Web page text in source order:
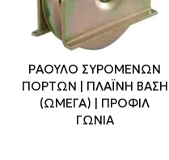
ΡΑΟΥΛΟ ΣΥΡΟΜΕΝΩΝ
ΠΟΡΤΩΝ | ΠΛΑΪΝΗ ΒΑΣΗ
(ΩΜΕΓΑ) | ΠΡΟΦΙΛ
ΓΩΝΙΑ